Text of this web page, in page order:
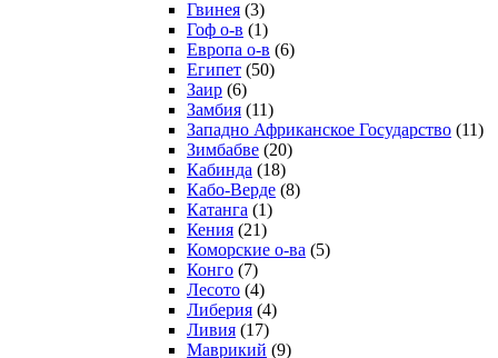
Гвинея (3)
Гоф о-в (1)
Европа о-в (6)
Египет (50)
Заир (6)
Замбия (11)
Западно Африканское Государство (11)
Зимбабве (20)
Кабинда (18)
Кабо-Верде (8)
Катанга (1)
Кения (21)
Коморcкие о-ва (5)
Конго (7)
Лесото (4)
Либерия (4)
Ливия (17)
Маврикий (9)